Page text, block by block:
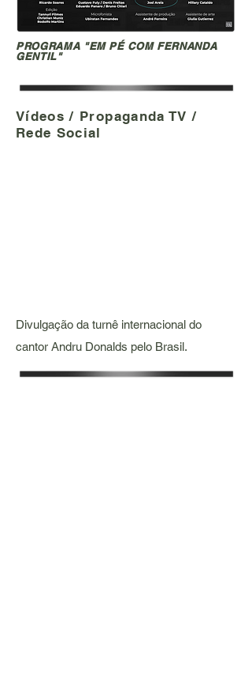
PROGRAMA "EM PÉ COM FERNANDA
GENTIL"
Vídeos / Propaganda TV /
Rede Social
Divulgação da turnê internacional do
cantor Andru Donalds pelo Brasil.